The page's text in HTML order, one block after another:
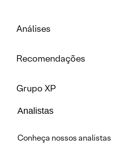
Análises
Recomendações
Grupo XP
Analistas
Conheça nossos analistas